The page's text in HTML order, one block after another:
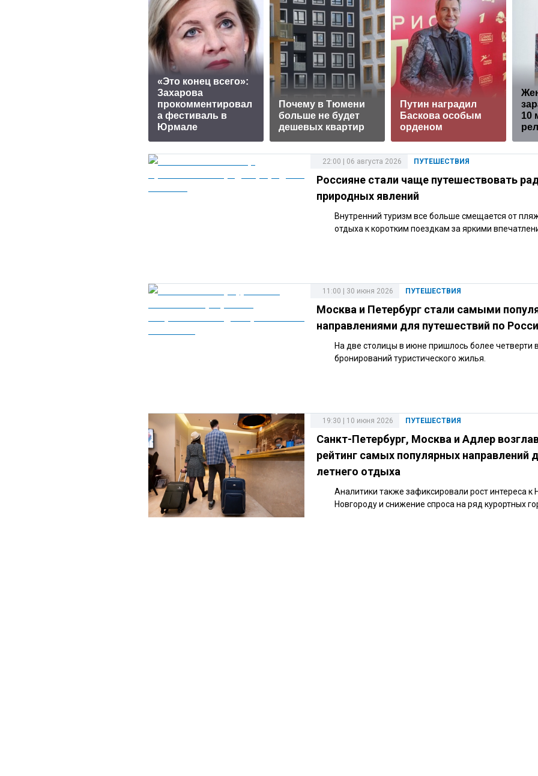
«Это конец всего»:
Захарова
прокомментировал
а фестиваль в
Юрмале
Почему в Тюмени
больше не будет
дешевых квартир
Путин наградил
Баскова особым
орденом
10
ПУТЕШЕСТВИЯ
22:00 | 06 августа 2026
Россияне стали чаще путешествовать
природных явлений
Внутренний туризм все больше смещается от
отдыха к коротким поездкам за яркими
ПУТЕШЕСТВИЯ
11:00 | 30 июня 2026
Москва и Петербург стали самыми
направлениями для путешествий по
На две столицы в июне пришлось более четверти
бронирований туристического жилья.
ПУТЕШЕСТВИЯ
19:30 | 10 июня 2026
Санкт-Петербург, Москва и Адлер
рейтинг самых популярных направлений
летнего отдыха
Аналитики также зафиксировали рост интереса к
Новгороду и снижение спроса на ряд курортных